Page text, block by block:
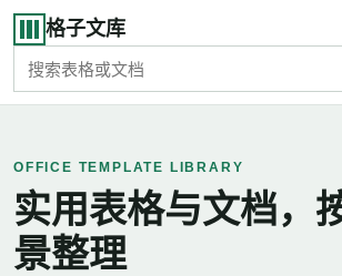
格子文库
OFFICE TEMPLATE LIBRARY
实用表格与文档，
景整理